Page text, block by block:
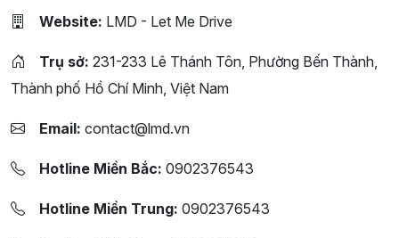
Website: LMD - Let Me Drive
Trụ sở: 231-233 Lê Thánh Tôn, Phường Bến Thành,
Thành phố Hồ Chí Minh, Việt Nam
Email: contact@lmd.vn
Hotline Miền Bắc: 0902376543
Hotline Miền Trung: 0902376543